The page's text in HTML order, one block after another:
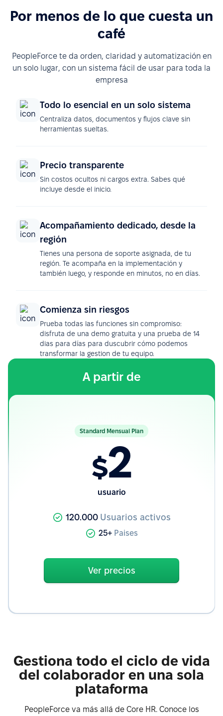
Por menos de lo que cuesta un
café
PeopleForce te da orden, claridad y automatización en
un solo lugar, con un sistema fácil de usar para toda la
empresa
Todo lo esencial en un solo sistema
Centraliza datos, documentos y flujos clave sin
herramientas sueltas.
Precio transparente
Sin costos ocultos ni cargos extra. Sabes qué
incluye desde el inicio.
Acompañamiento dedicado, desde la
región
Tienes una persona de soporte asignada, de tu
región. Te acompaña en la implementación y
también luego, y responde en minutos, no en días.
Comienza sin riesgos
Prueba todas las funciones sin compromiso:
disfruta de una demo gratuita y una prueba de 14
dias para días para duscubrir cómo podemos
transformar la gestion de tu equipo.
A partir de
Standard Mensual Plan
$2
usuario
120.000 Usuarios activos
25+ Paises
Ver precios
Gestiona todo el ciclo de vida
del colaborador en una sola
plataforma
PeopleForce va más allá de Core HR. Conoce los